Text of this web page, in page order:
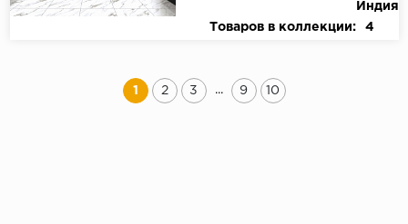
Индия
Товаров в коллекции:
4
1 2 3 ... 9 10